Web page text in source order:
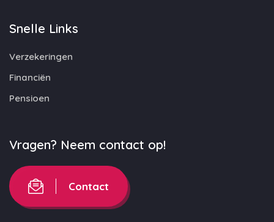
Snelle Links
Verzekeringen
Financiën
Pensioen
Vragen? Neem contact op!
Contact